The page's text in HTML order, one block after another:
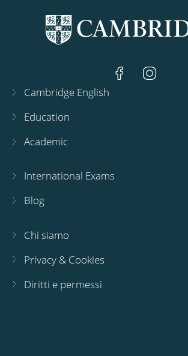
Cambridge English
Education
Academic
International Exams
Blog
Chi siamo
Privacy & Cookies
Diritti e permessi